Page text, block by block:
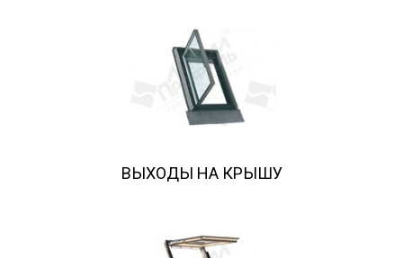
ВЫХОДЫ НА КРЫШУ